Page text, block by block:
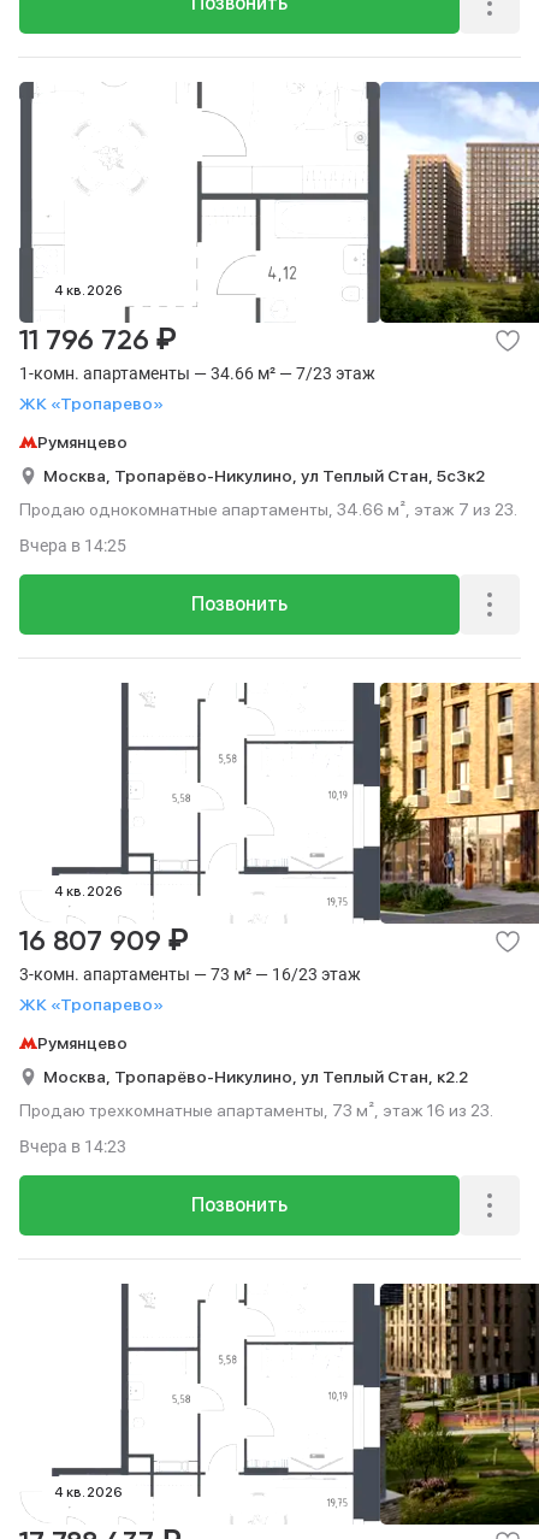
4 кв. 2026
1-комн. апартаменты — 34.66 м² — 7/23 этаж
ЖК «Тропарево»
11 796 726 ₽
Румянцево
Москва, Тропарёво-Никулино, ул Теплый Стан, 5с3к2
Продаю однокомнатные апартаменты, 34.66 м², этаж 7 из 23.
Позвонить
Вчера в 14:25
4 кв. 2026
3-комн. апартаменты — 73 м² — 16/23 этаж
ЖК «Тропарево»
16 807 909 ₽
Румянцево
Москва, Тропарёво-Никулино, ул Теплый Стан, к2.2
Продаю трехкомнатные апартаменты, 73 м², этаж 16 из 23.
Позвонить
Вчера в 14:23
4 кв. 2026